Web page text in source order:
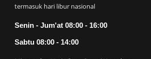
termasuk hari libur nasional
Senin - Jum'at 08:00 - 16:00
Sabtu 08:00 - 14:00